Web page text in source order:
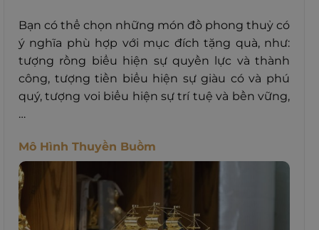
Bạn có thể chọn những món đồ phong thuỷ có
ý nghĩa phù hợp với mục đích tặng quà, như:
tượng rồng biểu hiện sự quyền lực và thành
công, tượng tiền biểu hiện sự giàu có và phú
quý, tượng voi biểu hiện sự trí tuệ và bền vững,
…
Mô Hình Thuyền Buồm